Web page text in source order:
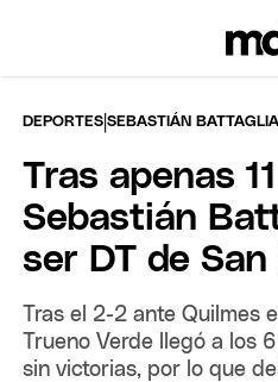
DEPORTES |SEBASTIÁN BATTAGLIA
Tras apenas
Sebastián
ser DT de San
Tras el 2-2 ante Quilmes
Trueno Verde llegó a los
sin victorias, por lo que